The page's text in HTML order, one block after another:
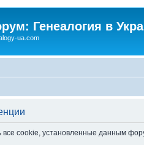
Генеалогия в
ua.com
все cookie, установленные данным